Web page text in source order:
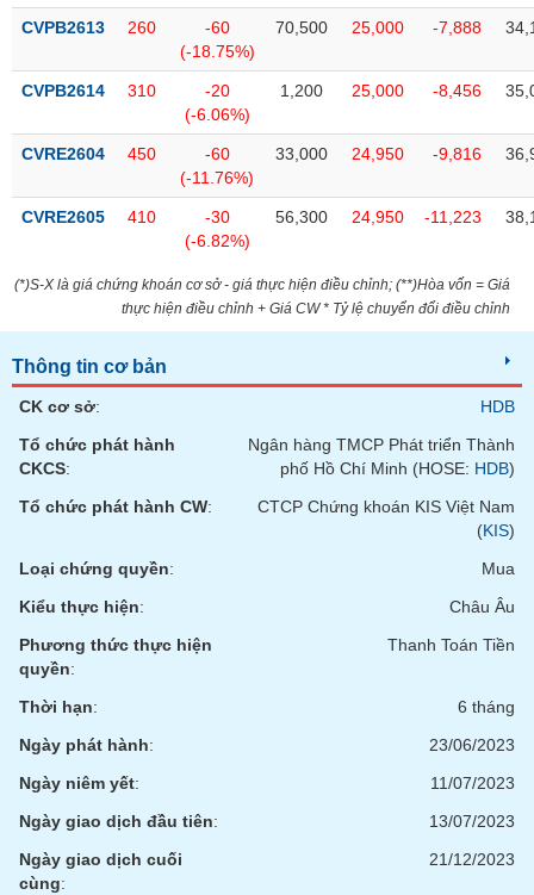
CVPB2613 260
-60
(-18.75%)
70,500 25,000 -7,888
CVPB2614 310
-20
(-6.06%)
1,200 25,000 -8,456
CVRE2604 450
-60
(-11.76%)
33,000 24,950 -9,816
CVRE2605 410
-30
(-6.82%)
56,300 24,950 -11,223
(*)S-X là giá chứng khoán cơ sở - giá thực hiện điều chỉnh; (**)Hòa vốn = Giá
thực hiện điều chỉnh + Giá CW * Tỷ lệ chuyển đổi điều chỉnh
Thông tin cơ bản
CK cơ sở:
HDB
Tổ chức phát hành
CKCS:
Ngân hàng TMCP Phát triển Thành
phố Hồ Chí Minh (HOSE: HDB)
Tổ chức phát hành CW:
CTCP Chứng khoán KIS Việt Nam
(KIS)
Loại chứng quyền:
Mua
Kiểu thực hiện:
Châu Âu
Phương thức thực hiện
quyền:
Thanh Toán Tiền
Thời hạn:
6 tháng
Ngày phát hành:
23/06/2023
Ngày niêm yết:
11/07/2023
Ngày giao dịch đầu tiên:
13/07/2023
Ngày giao dịch cuối
cùng:
21/12/2023
Truyền
thông
chính
tài
chính